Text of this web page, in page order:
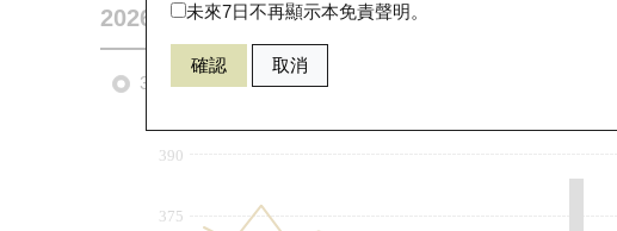
未來7日不再顯示本免責聲明。
確認 取消
2026-08-07 相關資產價格 357.2
3個月 6個月
375
390